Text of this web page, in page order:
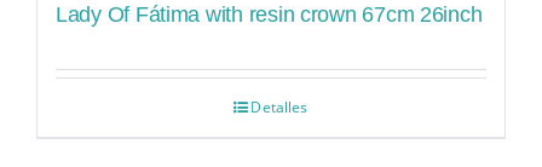
Lady Of Fátima with resin crown 67cm 26inch
Detalles